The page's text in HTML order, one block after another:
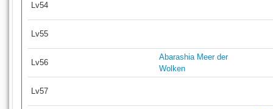
Lv54
Lv55
Lv56
Abarashia Meer der
Wolken
Lv57